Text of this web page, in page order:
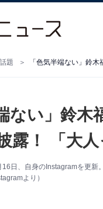
題 「色気半端ない」鈴
ない」鈴
露！ 「大
日、自身のInstagramを更新
より）